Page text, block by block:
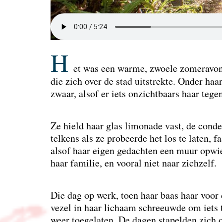
H et was een warme, zwoele
die zich over de stad uitstrekte. Onder
zwaar, alsof er iets onzichtbaars haar
Ze hield haar glas limonade vast, de
telkens als ze probeerde het los te laten,
alsof haar eigen gedachten een muur
haar familie, en vooral niet naar zichzelf.
Die dag op werk, toen haar baas haar
vezel in haar lichaam schreeuwde om